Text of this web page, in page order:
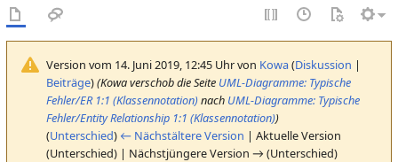
Version vom 14. Juni 2019, 12:45 Uhr von Kowa(Diskussion |
Beiträge)(Kowa verschob die Seite UML-Diagramme: Typische
Fehler/ER 1:1 (Klassennotation)nach UML-Diagramme: Typische
Fehler/Entity Relationship 1:1 (Klassennotation))
(Unterschied) ← Nächstältere Version | Aktuelle Version
(Unterschied) | Nächstjüngere Version → (Unterschied)